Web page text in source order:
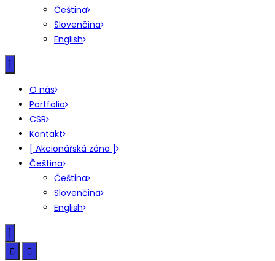
Čeština
Slovenčina
English
O nás
Portfolio
CSR
Kontakt
[ Akcionářská zóna ]
Čeština
Čeština
Slovenčina
English